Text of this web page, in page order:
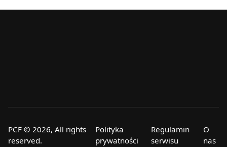
PCF © 2026, All rights
reserved.
Polityka
prywatności
Regulamin
serwisu
O
nas